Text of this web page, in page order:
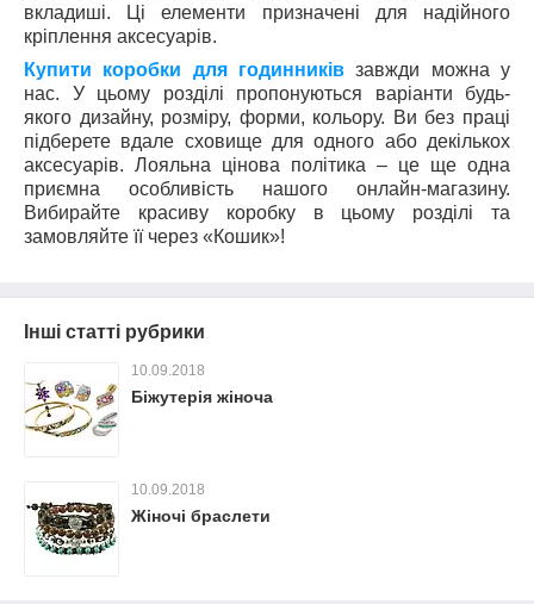
вкладиші. Ці елементи призначені для надійного
кріплення аксесуарів.
Купити коробки для годинників завжди можна у
нас. У цьому розділі пропонуються варіанти будь-
якого дизайну, розміру, форми, кольору. Ви без праці
підберете вдале сховище для одного або декількох
аксесуарів. Лояльна цінова політика – це ще одна
приємна особливість нашого онлайн-магазину.
Вибирайте красиву коробку в цьому розділі та
замовляйте її через «Кошик»!
Інші статті рубрики
10.09.2018
Біжутерія жіноча
10.09.2018
Жіночі браслети